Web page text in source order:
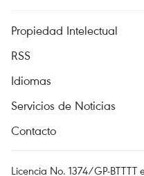
Propiedad Intelectual
RSS
Idiomas
Servicios de Noticias
Contacto
Licencia No. 1374/GP-